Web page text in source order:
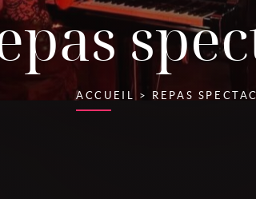
ACCUEIL > REPAS